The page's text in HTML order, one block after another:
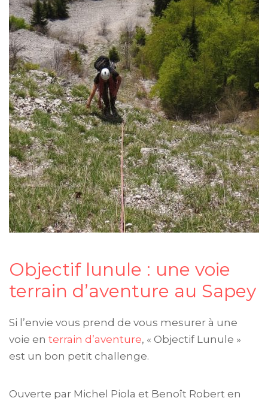
Objectif lunule : une voie
terrain d’aventure au Sapey
Si l’envie vous prend de vous mesurer à une
voie en terrain d’aventure, « Objectif Lunule »
est un bon petit challenge.
Ouverte par Michel Piola et Benoît Robert en